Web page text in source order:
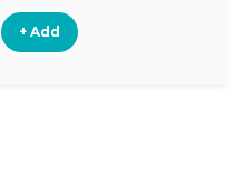
+ Add